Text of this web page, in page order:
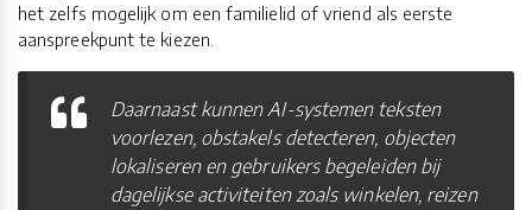
het zelfs mogelijk om een familielid of vriend als eerste
aanspreekpunt te kiezen.
Daarnaast kunnen AI-systemen teksten
voorlezen, obstakels detecteren, objecten
lokaliseren en gebruikers begeleiden bij
dagelijkse activiteiten zoals winkelen, reizen